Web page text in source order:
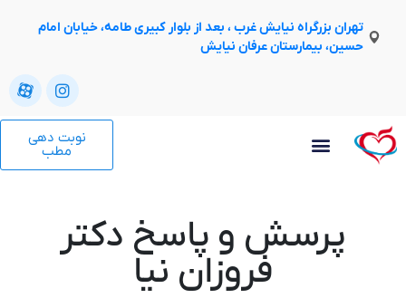
تهران بزرگراه نیایش غرب ، بعد از بلوار کبیری طامه، خیابان امام
حسین، بیمارستان عرفان نیایش
نوبت دهی
پرسش و پاسخ دکتر
فروزان نیا